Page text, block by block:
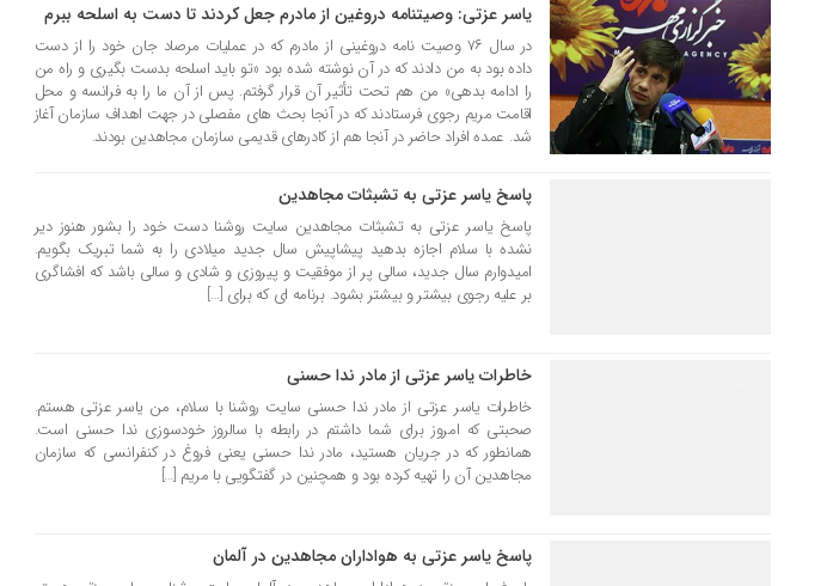
یاسر عزتی: وصیتنامه دروغین از مادرم جعل کردند تا دست به اسلحه ببرم
در سال ۷۶ وصیت نامه دروغینی از مادرم که در عملیات مرصاد جان خود را از دست
داده بود به من دادند که در آن نوشته شده بود «تو باید اسلحه بدست بگیری و راه من
را ادامه بدهی» من هم تحت تأثیر آن قرار گرفتم. پس از آن ما را به فرانسه و محل
اقامت مریم رجوی فرستادند که در آنجا بحث های مفصلی در جهت اهداف سازمان آغاز
شد. عمده افراد حاضر در آنجا هم از کادرهای قدیمی سازمان مجاهدین بودند.
پاسخ یاسر عزتی به تشبثات مجاهدین
پاسخ یاسر عزتی به تشبثات مجاهدین سایت روشنا دست خود را بشور هنوز دیر
نشده با سلام اجازه بدهید پیشاپیش سال جدید میلادی را به شما تبریک بگویم.
امیدوارم سال جدید، سالی پر از موفقیت و پیروزی و شادی و سالی باشد که افشاگری
بر علیه رجوی بیشتر و بیشتر بشود. برنامه ای که برای […]
خاطرات یاسر عزتی از مادر ندا حسنی
خاطرات یاسر عزتی از مادر ندا حسنی سایت روشنا با سلام، من یاسر عزتی هستم.
صحبتی که امروز برای شما داشتم در رابطه با سالروز خودسوزی ندا حسنی است.
همانطور که در جریان هستید، مادر ندا حسنی یعنی فروغ در کنفرانسی که سازمان
مجاهدین آن را تهیه کرده بود و همچنین در گفتگویی با مریم […]
پاسخ یاسر عزتی به هواداران مجاهدین در آلمان